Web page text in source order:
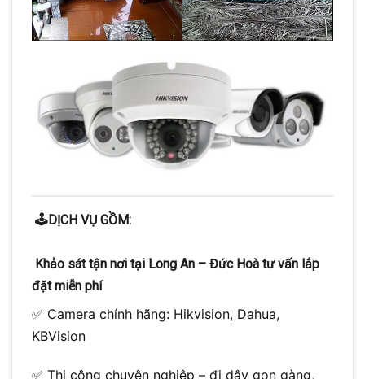
🕹️DỊCH VỤ GỒM:
Khảo sát tận nơi tại Long An – Đức Hoà tư vấn lắp
đặt miễn phí
✅ Camera chính hãng: Hikvision, Dahua,
KBVision
✅ Thi công chuyên nghiệp – đi dây gọn gàng,